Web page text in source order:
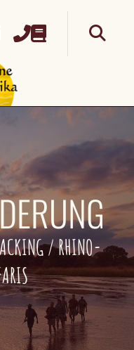
/ RHINO-